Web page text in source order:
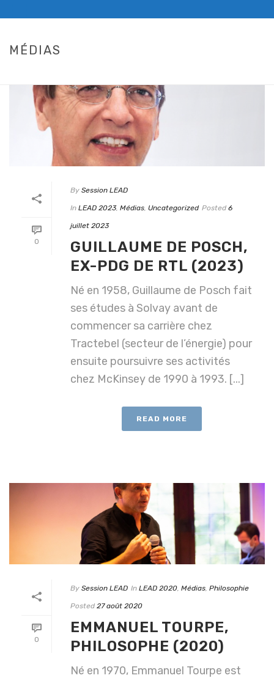
MÉDIAS
0
By Session LEAD
In LEAD 2023, Médias, Uncategorized Posted 6
juillet 2023
GUILLAUME DE POSCH,
EX-PDG DE RTL (2023)
Né en 1958, Guillaume de Posch fait
ses études à Solvay avant de
commencer sa carrière chez
Tractebel (secteur de l’énergie) pour
ensuite poursuivre ses activités
chez McKinsey de 1990 à 1993. [...]
READ MORE
0
By Session LEAD In LEAD 2020, Médias, Philosophie
Posted 27 août 2020
EMMANUEL TOURPE,
PHILOSOPHE (2020)
Né en 1970, Emmanuel Tourpe est